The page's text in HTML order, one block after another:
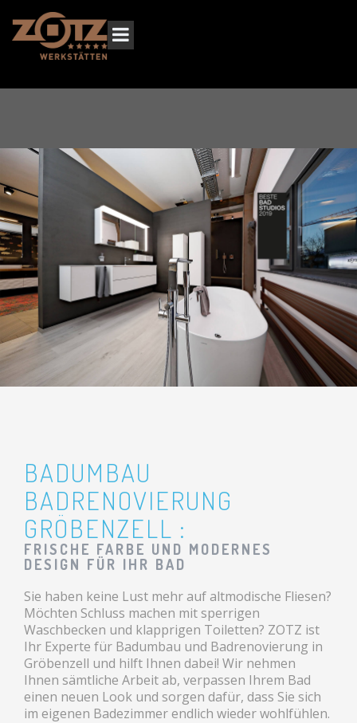
BADUMBAU
BADRENOVIERUNG
GRÖBENZELL :
FRISCHE FARBE UND MODERNES
DESIGN FÜR IHR BAD
Sie haben keine Lust mehr auf altmodische Fliesen?
Möchten Schluss machen mit sperrigen
Waschbecken und klapprigen Toiletten? ZOTZ ist
Ihr Experte für Badumbau und Badrenovierung in
Gröbenzell und hilft Ihnen dabei! Wir nehmen
Ihnen sämtliche Arbeit ab, verpassen Ihrem Bad
einen neuen Look und sorgen dafür, dass Sie sich
im eigenen Badezimmer endlich wieder wohlfühlen.